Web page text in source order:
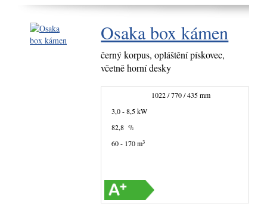
Osaka box kámen
černý korpus, opláštění pískovec,
včetně horní desky
1022 / 770 / 435 mm
3,0 - 8,5 kW
82,8 %
60 - 170 m3